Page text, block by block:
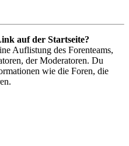
auf der Startseite?
Auflistung des Forenteams,
der Moderatoren. Du
wie die Foren, die